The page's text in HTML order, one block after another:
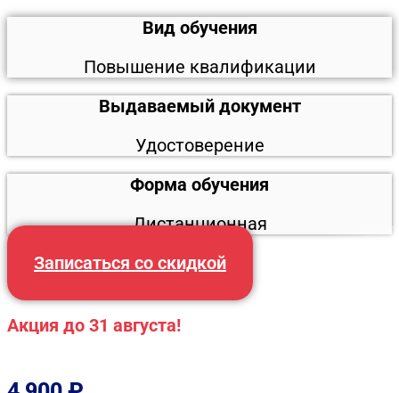
Вид обучения
Повышение квалификации
Выдаваемый документ
Удостоверение
Форма обучения
Дистанционная
Записаться со скидкой
Акция до 31 августа!